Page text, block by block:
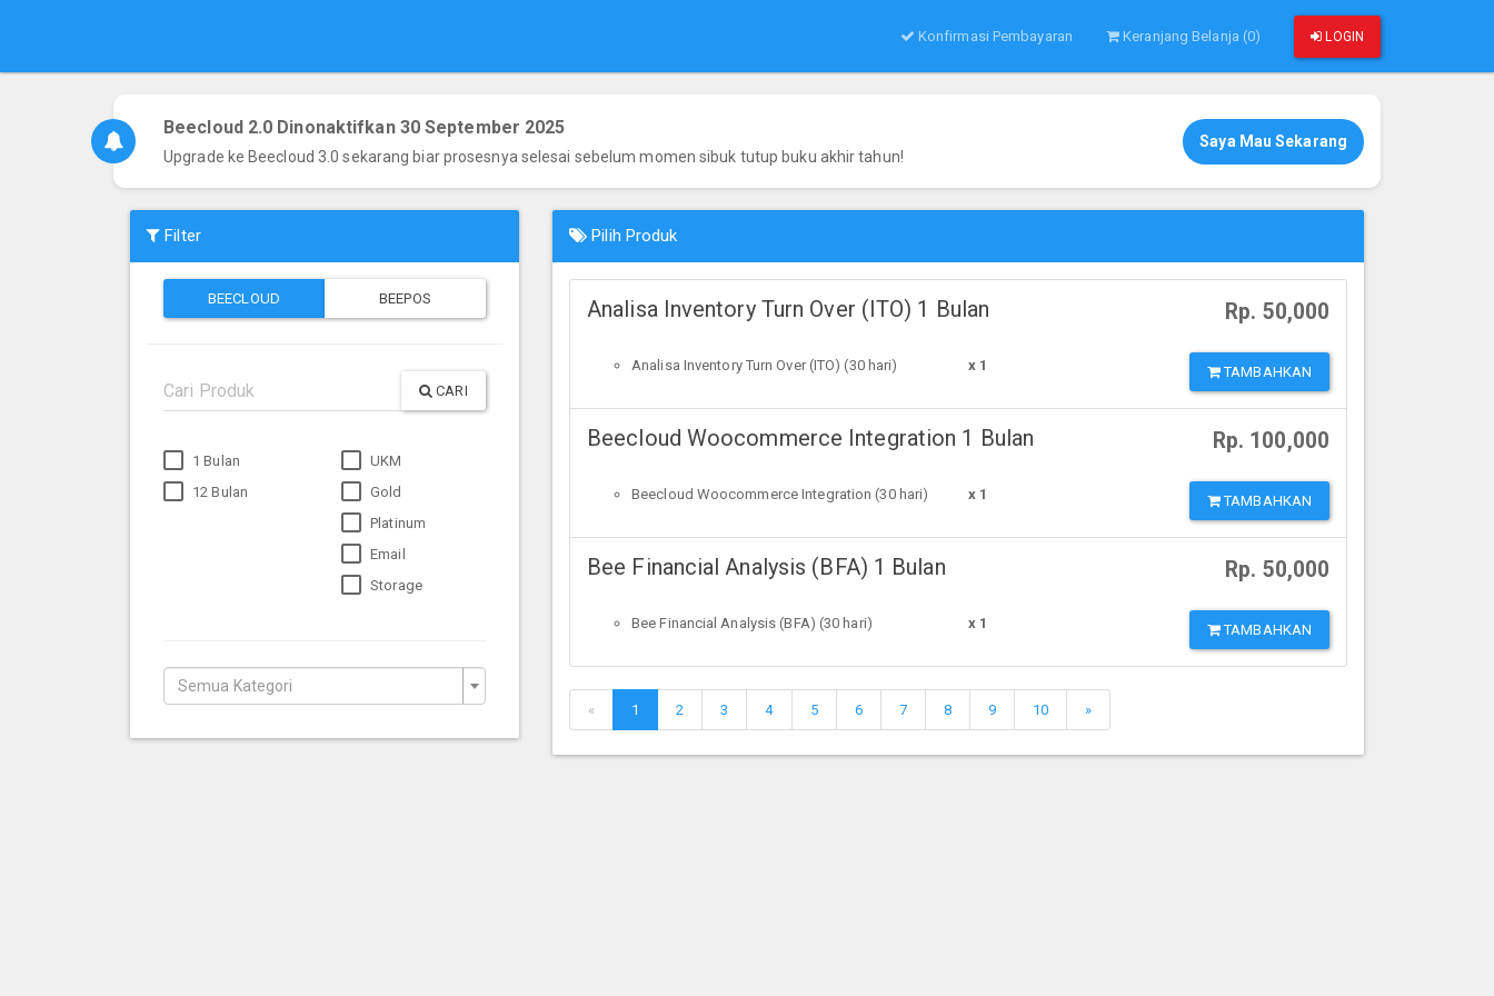
LOGIN
Konfirmasi Pembayaran Keranjang Belanja (0)
Beecloud 2.0 Dinonaktifkan 30 September 2025
Upgrade ke Beecloud 3.0 sekarang biar prosesnya selesai sebelum momen sibuk tutup buku akhir tahun!
Saya Mau Sekarang
Filter
BEECLOUD BEEPOS
CARI
1 Bulan
12 Bulan
UKM
Gold
Platinum
Email
Storage
Semua Kategori
Pilih Produk
Analisa Inventory Turn Over (ITO) 1 Bulan Rp. 50,000
Analisa Inventory Turn Over (ITO) (30 hari) x 1 TAMBAHKAN
Beecloud Woocommerce Integration 1 Bulan Rp. 100,000
Beecloud Woocommerce Integration (30 hari) x 1 TAMBAHKAN
Bee Financial Analysis (BFA) 1 Bulan Rp. 50,000
Bee Financial Analysis (BFA) (30 hari) x 1 TAMBAHKAN
« 1 2 3 4 5 6 7 8 9 10 »